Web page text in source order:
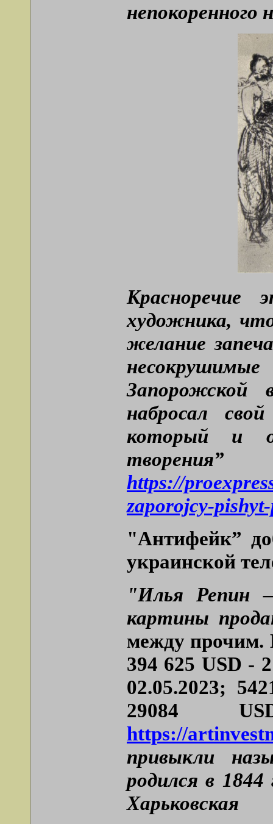
непокоренного
Красноречие
художника,
желание
Запорожской
набросал
который и
https://
zaporojcy-
"Антифейк”
украинской
"Илья Репин
картины
между
394 625 USD -
02.05.2023;
29084
https://
привыкли
родился в